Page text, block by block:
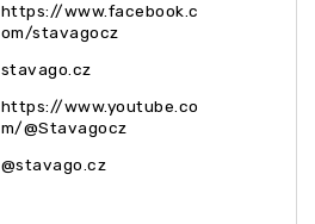
https://www.facebook.c
om/stavagocz
stavago.cz
https://www.youtube.co
m/@Stavagocz
@stavago.cz